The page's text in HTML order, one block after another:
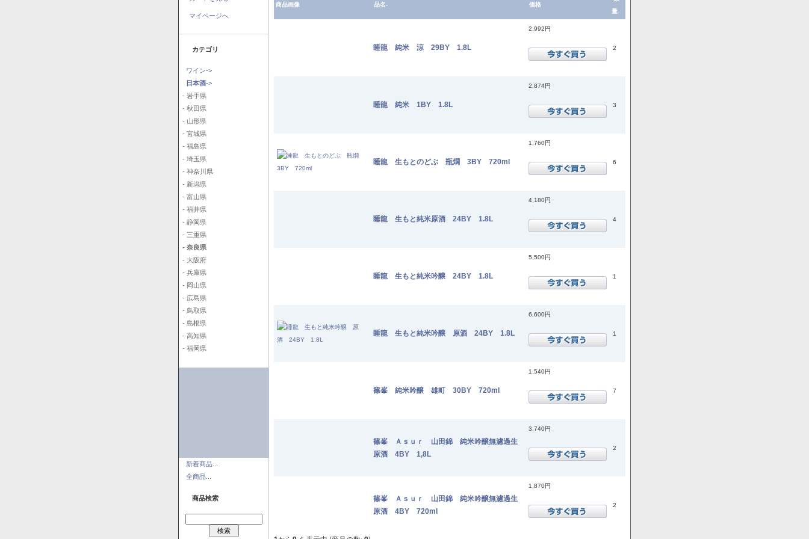
マイページへ
カテゴリ
ワイン->
日本酒->
- 岩手県
- 秋田県
- 山形県
- 宮城県
- 福島県
- 埼玉県
- 神奈川県
- 新潟県
- 富山県
- 福井県
- 静岡県
- 三重県
- 奈良県
- 大阪府
- 兵庫県
- 岡山県
- 広島県
- 鳥取県
- 島根県
- 高知県
- 福岡県
新着商品...
全商品...
商品検索
商品画像 品名- 価格
量.
睡龍 純米 涼 29BY 1.8L
2,992円
2
睡龍 純米 1BY 1.8L
2,874円
3
睡龍 生もとのどぶ 瓶燗 3BY 720ml
1,760円
6
睡龍 生もと純米原酒 24BY 1.8L
4,180円
4
睡龍 生もと純米吟醸 24BY 1.8L
5,500円
1
睡龍 生もと純米吟醸 原酒 24BY 1.8L
6,600円
1
篠峯 純米吟醸 雄町 30BY 720ml
1,540円
7
篠峯 Ａｓｕｒ 山田錦 純米吟醸無濾過生
原酒 4BY 1,8L
3,740円
2
篠峯 Ａｓｕｒ 山田錦 純米吟醸無濾過生
原酒 4BY 720ml
1,870円
2